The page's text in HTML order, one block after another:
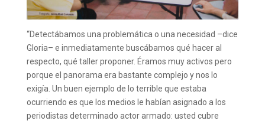
“Detectábamos una problemática o una necesidad –dice
Gloria– e inmediatamente buscábamos qué hacer al
respecto, qué taller proponer. Éramos muy activos pero
porque el panorama era bastante complejo y nos lo
exigía. Un buen ejemplo de lo terrible que estaba
ocurriendo es que los medios le habían asignado a los
periodistas determinado actor armado: usted cubre